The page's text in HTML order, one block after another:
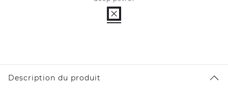
Description du produit